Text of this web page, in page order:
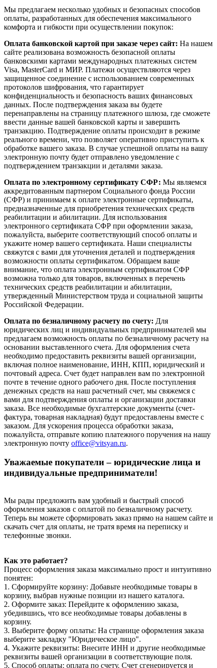
Мы предлагаем несколько удобных и безопасных способов
оплаты, разработанных для обеспечения максимального
комфорта и гибкости при осуществлении покупок:
Оплата банковской картой при заказе через сайт: На нашем
сайте реализована возможность безопасной оплаты
банковскими картами международных платежных систем
Visa, MasterCard и МИР. Платежи осуществляются через
защищенное соединение с использованием современных
протоколов шифрования, что гарантирует
конфиденциальность и безопасность ваших финансовых
данных. После подтверждения заказа вы будете
перенаправлены на страницу платежного шлюза, где сможете
ввести данные вашей банковской карты и завершить
транзакцию. Подтверждение оплаты происходит в режиме
реального времени, что позволяет оперативно приступить к
обработке вашего заказа. В случае успешной оплаты на вашу
электронную почту будет отправлено уведомление с
подтверждением транзакции и деталями заказа.
Оплата по электронному сертификату СФР: Мы являемся
аккредитованным партнером Социального фонда России
(СФР) и принимаем к оплате электронные сертификаты,
предназначенные для приобретения технических средств
реабилитации и абилитации. Для использования
электронного сертификата СФР при оформлении заказа,
пожалуйста, выберите соответствующий способ оплаты и
укажите номер вашего сертификата. Наши специалисты
свяжутся с вами для уточнения деталей и подтверждения
возможности оплаты сертификатом. Обращаем ваше
внимание, что оплата электронным сертификатом СФР
возможна только для товаров, включенных в перечень
технических средств реабилитации и абилитации,
утвержденный Министерством труда и социальной защиты
Российской Федерации.
Оплата по безналичному расчету по счету: Для
юридических лиц и индивидуальных предпринимателей мы
предлагаем возможность оплаты по безналичному расчету на
основании выставленного счета. Для оформления счета
необходимо предоставить реквизиты вашей организации,
включая полное наименование, ИНН, КПП, юридический и
почтовый адреса. Счет будет направлен вам по электронной
почте в течение одного рабочего дня. После поступления
денежных средств на наш расчетный счет, мы свяжемся с
вами для подтверждения оплаты и организации доставки
заказа. Все необходимые бухгалтерские документы (счет-
фактура, товарная накладная) будут предоставлены вместе с
заказом. Для ускорения процесса обработки заказа,
пожалуйста, отправьте копию платежного поручения на нашу
электронную почту office@vitsyan.ru.
Уважаемые покупатели – юридические лица и
индивидуальные предприниматели!
Мы рады предложить вам удобный и быстрый способ
оформления заказов с оплатой по безналичному расчету.
Теперь вы можете сформировать заказ прямо на нашем сайте и
скачать счет для оплаты, не тратя время на переписку и
телефонные звонки.
Как это работает?
Процесс оформления заказа максимально прост и интуитивно
понятен:
1. Сформируйте корзину: Добавьте необходимые товары в
корзину, выбрав нужные позиции из нашего каталога.
2. Оформите заказ: Перейдите к оформлению заказа,
убедившись, что все необходимые товары добавлены в
корзину.
3. Выберите форму оплаты: На странице оформления заказа
выберите закладку "Юридическое лицо".
4. Укажите реквизиты: Внесите ИНН и другие необходимые
реквизиты вашей организации в соответствующие поля.
5. Способ оплаты: оплата по счету. Счет сгенерируется и